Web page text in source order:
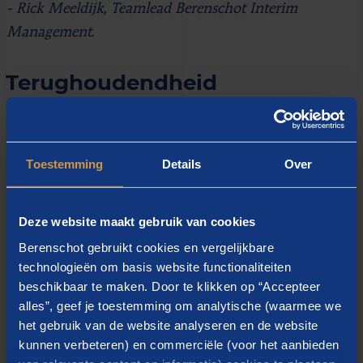
Toestemming Details Over
Deze website maakt gebruik van cookies
Berenschot gebruikt cookies en vergelijkbare
technologieën om basis website functionaliteiten
beschikbaar te maken. Door te klikken op “Accepteer
alles”, geef je toestemming om analytische (waarmee we
het gebruik van de website analyseren en de website
kunnen verbeteren) en commerciële (voor het aanbieden
- Rick Meeldijk, Teamlead Berenschot Interim
Management.
Terughoudendheid
Nu verschillende ontwikkelingen in wet- en
regelgeving samenkomen, bemerkt Meeldijk meer
terughoudendheid om zzp’ers in te huren. “Per 1
en worden bedrijven en organisaties volledig aan de
wetgeving gehouden. Dit maakt sommige
opdrachtgevers huiverig, vaak ook door een gebrek
aan kennis. Het gevolg is dat klussen die prima door
een zzp’er uitgevoerd kunnen worden, op voorhand al
worden uitgesloten als optie.”